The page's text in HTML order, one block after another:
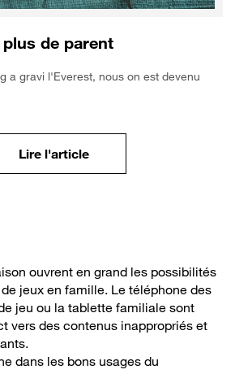
plus de parent
a gravi l'Everest, nous on est devenu
Lire l'articlePrivilégier la présence
ouvrent en grand les possibilités
jeux en famille. Le téléphone des
jeu ou la tablette familiale sont
vers des contenus inappropriés et
dans les bons usages du